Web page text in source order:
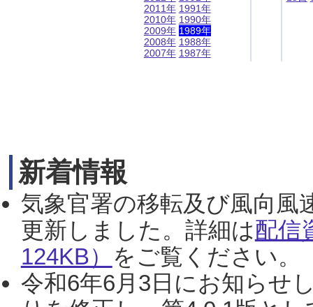
2011年
2010年
2009年
2008年
2007年
1991年
1990年
1989年
1988年
1987年
新着情報
気象官署の移転及び風向風
更新しました。詳細は配信
124KB） をご覧ください。
令和6年6月3日にお知らせ